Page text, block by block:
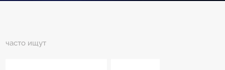
часто ищут